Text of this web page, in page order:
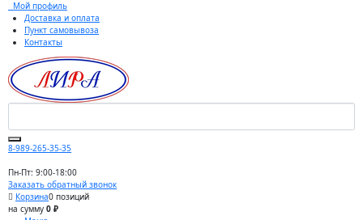
Мой профиль
Доставка и оплата
Пункт самовывоза
Контакты
8-989-265-35-35
Пн-Пт: 9:00-18:00
Заказать обратный звонок
Корзина0 позиций
на сумму 0 ₽